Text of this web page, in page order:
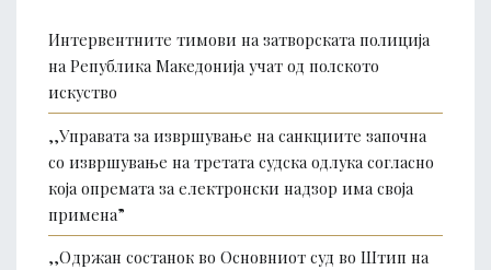
Интервентните тимови на затворската полиција
на Република Македонија учат од полското
искуство
,,Управата за извршување на санкциите започна
со извршување на третата судска одлука согласно
која опремата за електронски надзор има своја
примена”
,,Одржан состанок во Основниот суд во Штип на